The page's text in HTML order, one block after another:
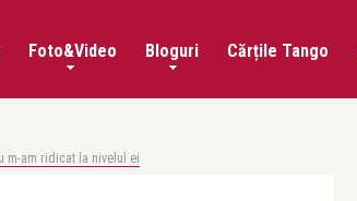
Foto&Video Bloguri Cărțile Tango
m-am ridicat la nivelul ei